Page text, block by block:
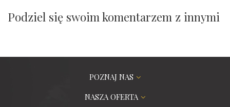
Podziel się swoim komentarzem z innymi
POZNAJ NAS
NASZA OFERTA